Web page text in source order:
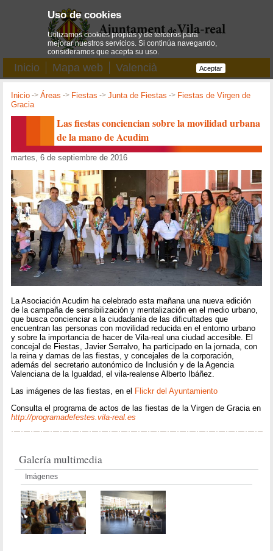
Inicio Mapa web Valencià
Inicio ->Áreas -> Fiestas ->Junta de Fiestas -> Fiestas de Virgen de
Gracia
Las fiestas conciencian sobre la movilidad urbana
de la mano de Acudim
martes, 6 de septiembre de 2016
La Asociación Acudim ha celebrado esta mañana una nueva edición
de la campaña de sensibilización y mentalización en el medio urbano,
que busca concienciar a la ciudadanía de las dificultades que
encuentran las personas con movilidad reducida en el entorno urbano
y sobre la importancia de hacer de Vila-real una ciudad accesible. El
concejal de Fiestas, Javier Serralvo, ha participado en la jornada, con
la reina y damas de las fiestas, y concejales de la corporación,
además del secretario autonómico de Inclusión y de la Agencia
Valenciana de la Igualdad, el vila-realense Alberto Ibáñez.
Las imágenes de las fiestas, en el Flickr del Ayuntamiento
Consulta el programa de actos de las fiestas de la Virgen de Gracia en
http://programadefestes.vila-real.es
Galería multimedia
Imágenes
Uso de cookies
Utilizamos cookies propias y de terceros para
mejorar nuestros servicios. Si continúa navegando,
consideramos que acepta su uso.
Aceptar